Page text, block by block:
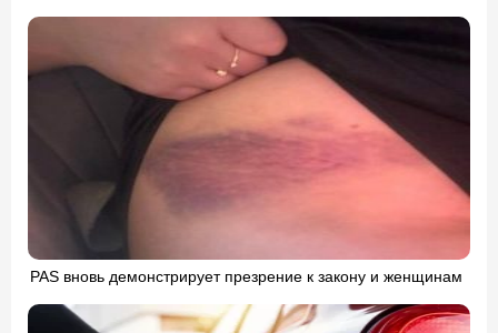
PAS вновь демонстрирует презрение к закону и женщинам